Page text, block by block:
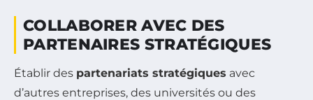
COLLABORER AVEC DES
PARTENAIRES STRATÉGIQUES
Établir des partenariats stratégiques avec
d’autres entreprises, des universités ou des